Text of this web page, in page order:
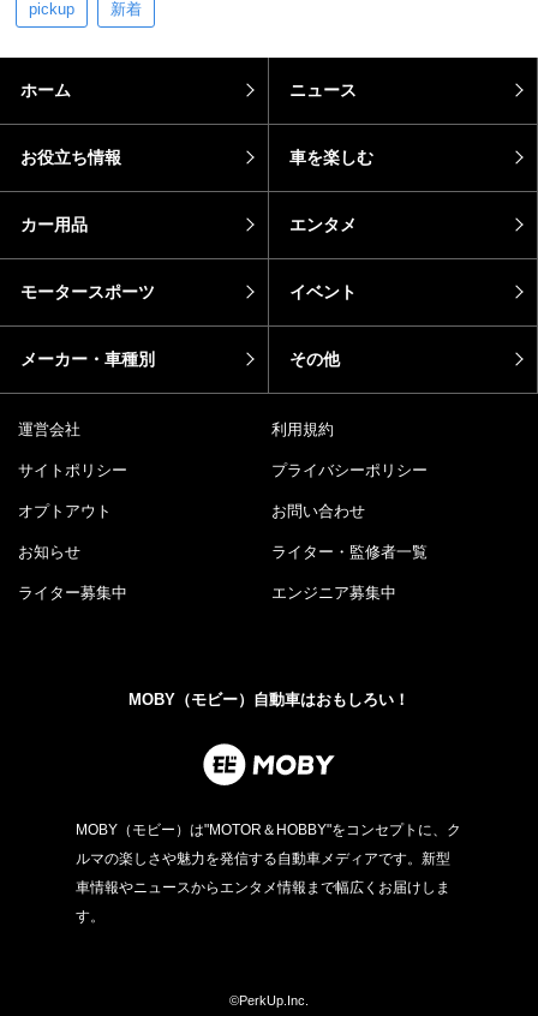
pickup 新着
ホーム ニュース
お役立ち情報 車を楽しむ
カー用品 エンタメ
モータースポーツ イベント
メーカー・車種別 その他
運営会社 利用規約
サイトポリシー プライバシーポリシー
オプトアウト お問い合わせ
お知らせ ライター・監修者一覧
ライター募集中 エンジニア募集中
MOBY（モビー）自動車はおもしろい！
MOBY（モビー）は"MOTOR＆HOBBY"をコンセプトに、ク
ルマの楽しさや魅力を発信する自動車メディアです。新型
車情報やニュースからエンタメ情報まで幅広くお届けしま
す。
©PerkUp.Inc.